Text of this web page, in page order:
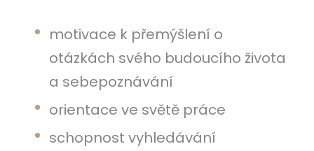
motivace k přemýšlení o
otázkách svého budoucího života
a sebepoznávání
orientace ve světě práce
schopnost vyhledávání